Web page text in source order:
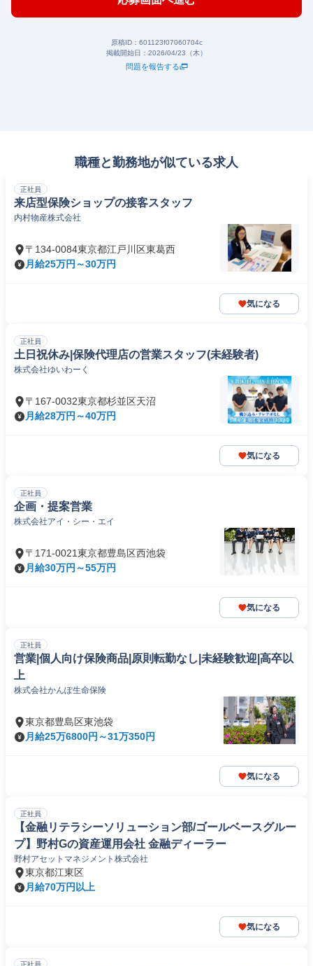
原稿ID： 601123f07060704c
掲載開始日： 2026/04/23（木）
問題を報告する
職種と勤務地が似ている求人
正社員
来店型保険ショップの接客スタッフ
内村物産株式会社
〒134-0084東京都江戸川区東葛西
月給25万円～30万円
気になる
正社員
土日祝休み|保険代理店の営業スタッフ(未経験者)
株式会社ゆいわーく
〒167-0032東京都杉並区天沼
月給28万円～40万円
気になる
正社員
企画・提案営業
株式会社アイ・シー・エイ
〒171-0021東京都豊島区西池袋
月給30万円～55万円
気になる
正社員
営業|個人向け保険商品|原則転勤なし|未経験歓迎|高卒以
上
株式会社かんぽ生命保険
東京都豊島区東池袋
月給25万6800円～31万350円
気になる
正社員
【金融リテラシーソリューション部/ゴールベースグルー
プ】野村Gの資産運用会社 金融ディーラー
野村アセットマネジメント株式会社
東京都江東区
月給70万円以上
気になる
正社員